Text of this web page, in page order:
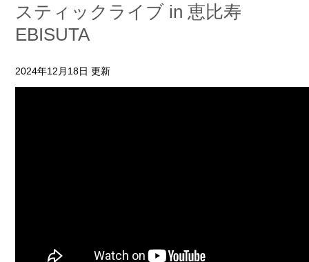
スティックライブ in 恵比寿
EBISUTA
2024年12月18日 更新